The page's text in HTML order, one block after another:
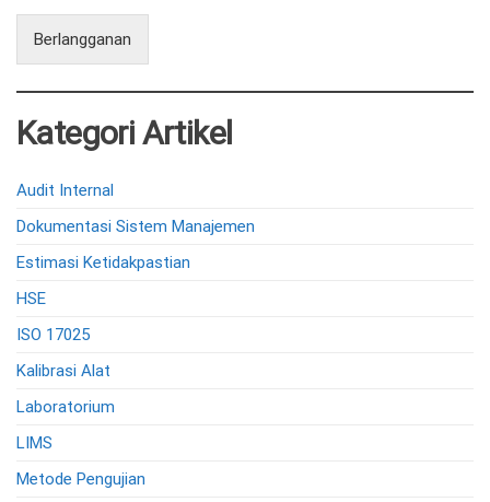
Berlangganan
Kategori Artikel
Audit Internal
Dokumentasi Sistem Manajemen
Estimasi Ketidakpastian
HSE
ISO 17025
Kalibrasi Alat
Laboratorium
LIMS
Metode Pengujian